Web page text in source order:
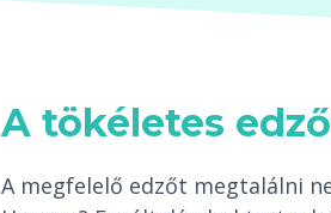
A tökéletes
A megfelelő edzőt megtalálni